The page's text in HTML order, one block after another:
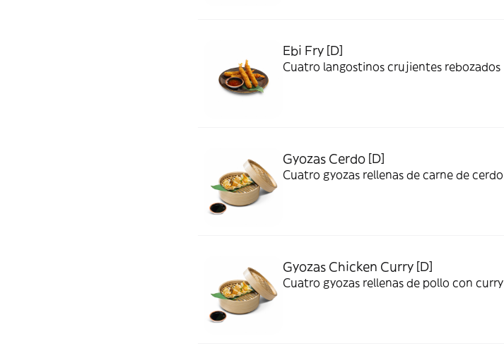
Ebi Fry [D]
Cuatro langostinos crujientes rebozados
Gyozas Cerdo [D]
Cuatro gyozas rellenas de carne de cerdo
Gyozas Chicken Curry [D]
Cuatro gyozas rellenas de pollo con curry